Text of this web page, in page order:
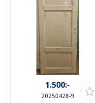
1.500:-
20250428-9